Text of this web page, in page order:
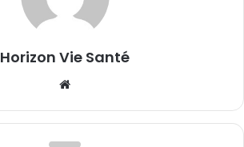
Horizon Vie Santé